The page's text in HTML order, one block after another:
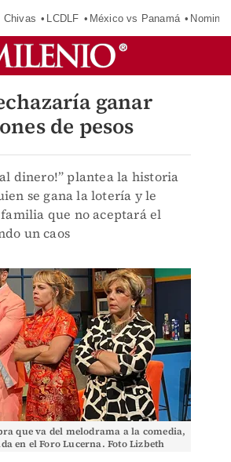
Chivas LCDLF México vs Panamá
ganar
de pesos
al dinero!” plantea la historia
se gana la lotería y le
que no aceptará el
un caos
que va del melodrama a la comedia,
en el Foro Lucerna. Foto Lizbeth